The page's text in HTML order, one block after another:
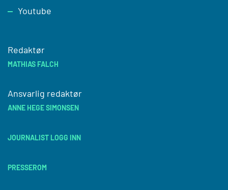
Youtube
Redaktør
MATHIAS FALCH
Ansvarlig redaktør
ANNE HEGE SIMONSEN
JOURNALIST LOGG INN
PRESSEROM